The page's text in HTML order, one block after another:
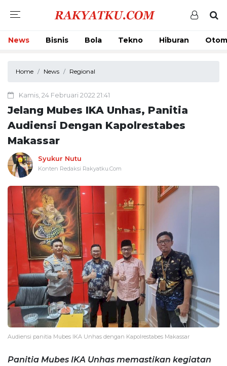
News Bisnis Bola Tekno Hiburan
Home News Regional
Kamis, 24 Februari 2022 21:41
Jelang Mubes IKA Unhas, Panitia
Audiensi Dengan Kapolrestabes
Makassar
Syukur Nutu
Konten Redaksi Rakyatku.Com
Audiensi panitia Mubes IKA Unhas dengan Kapolrestabes Makassar
Panitia Mubes IKA Unhas memastikan kegiatan